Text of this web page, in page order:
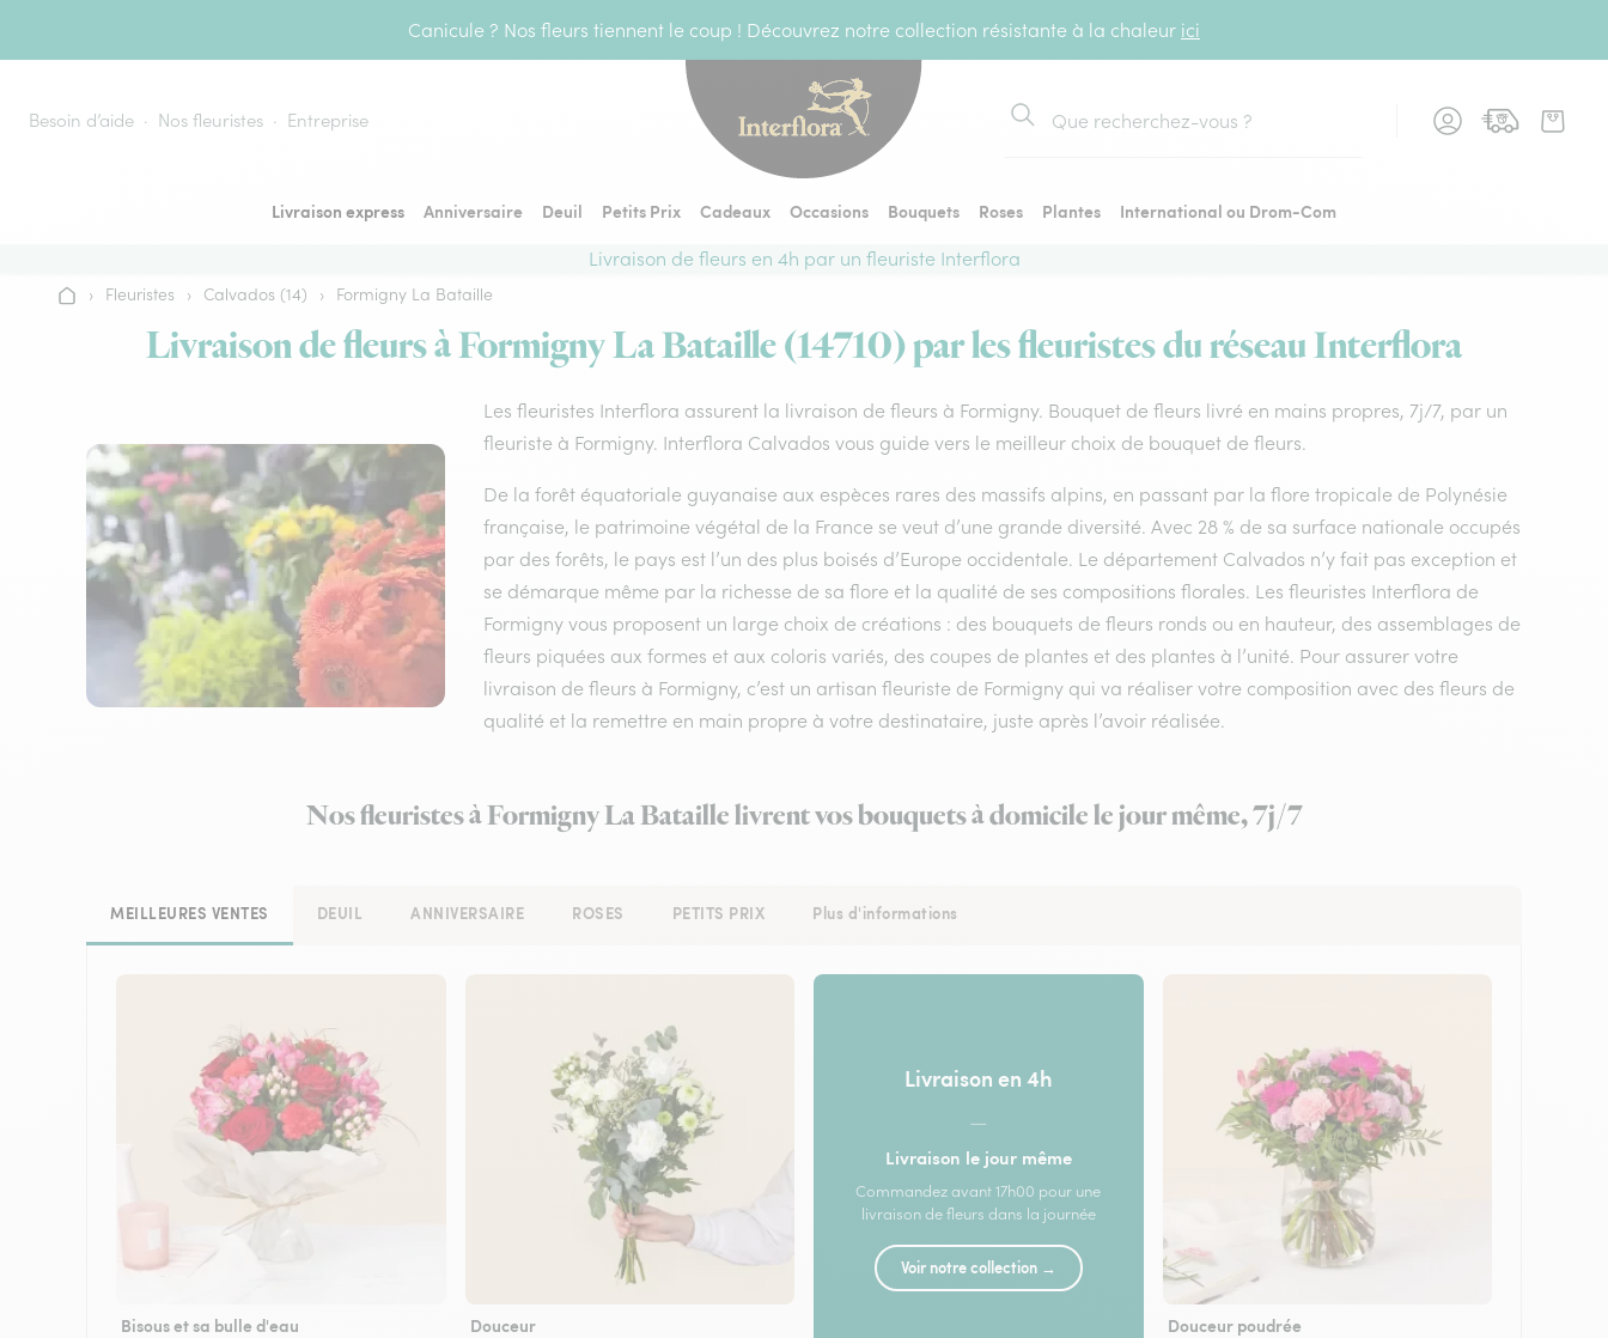
Canicule ? Nos fleurs tiennent le coup ! Découvrez notre collection résistante à la chaleur ici
Besoin d’aide Nos fleuristes Entreprise
Rechercher
Livraison express Anniversaire Deuil Petits Prix Cadeaux Occasions Bouquets Roses Plantes
International ou Drom-Com
Livraison de fleurs en 4h par un fleuriste Interflora
Accueil
› Fleuristes › Calvados (14) › Formigny La Bataille
Livraison de fleurs à Formigny La Bataille (14710) par les fleuristes du réseau Interflora
Les fleuristes Interflora assurent la livraison de fleurs à Formigny. Bouquet de fleurs livré en mains propres, 7j/7, par un
fleuriste à Formigny. Interflora Calvados vous guide vers le meilleur choix de bouquet de fleurs.
De la forêt équatoriale guyanaise aux espèces rares des massifs alpins, en passant par la flore tropicale de Polynésie
française, le patrimoine végétal de la France se veut d’une grande diversité. Avec 28 % de sa surface nationale occupés
par des forêts, le pays est l’un des plus boisés d’Europe occidentale. Le département Calvados n’y fait pas exception et
se démarque même par la richesse de sa flore et la qualité de ses compositions florales. Les fleuristes Interflora de
Formigny vous proposent un large choix de créations : des bouquets de fleurs ronds ou en hauteur, des assemblages de
fleurs piquées aux formes et aux coloris variés, des coupes de plantes et des plantes à l’unité. Pour assurer votre
livraison de fleurs à Formigny, c’est un artisan fleuriste de Formigny qui va réaliser votre composition avec des fleurs de
qualité et la remettre en main propre à votre destinataire, juste après l’avoir réalisée.
Nos fleuristes à Formigny La Bataille livrent vos bouquets à domicile le jour même, 7j/7
MEILLEURES VENTES DEUIL ANNIVERSAIRE ROSES PETITS PRIX Plus d'informations
Bisous et sa bulle d'eau Douceur
Livraison en 4h
—
Livraison le jour même
Commandez avant 17h00 pour une
livraison de fleurs dans la journée
Voir notre collection →
Douceur poudrée